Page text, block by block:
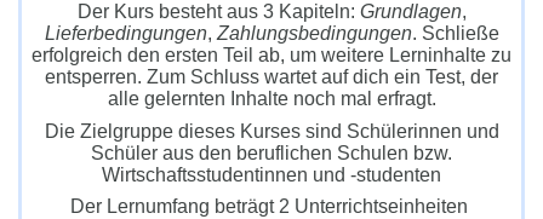
Der Kurs besteht aus 3 Kapiteln: Grundlagen,
Lieferbedingungen, Zahlungsbedingungen. Schließe
erfolgreich den ersten Teil ab, um weitere Lerninhalte zu
entsperren. Zum Schluss wartet auf dich ein Test, der
alle gelernten Inhalte noch mal erfragt.
Die Zielgruppe dieses Kurses sind Schülerinnen und
Schüler aus den beruflichen Schulen bzw.
Wirtschaftsstudentinnen und -studenten
Der Lernumfang beträgt 2 Unterrichtseinheiten